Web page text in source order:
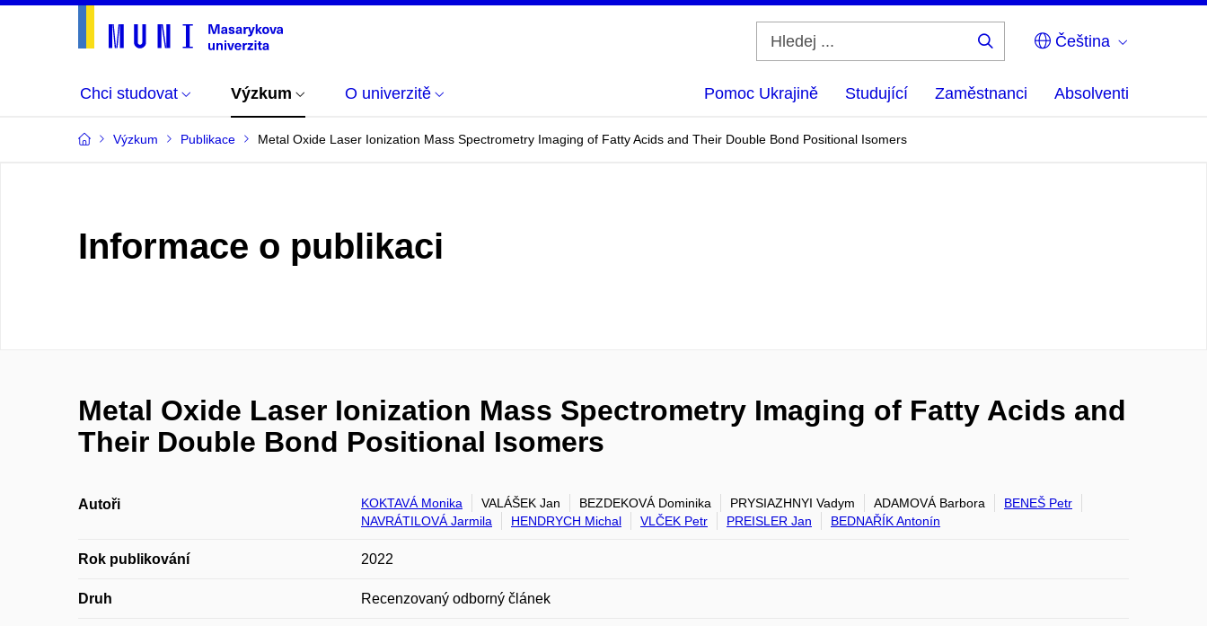
Čeština
Chci studovat Výzkum O univerzitě Pomoc Ukrajině Studující Zaměstnanci Absolventi
Výzkum Publikace Metal Oxide Laser Ionization Mass Spectrometry Imaging of Fatty Acids and Their Double Bond Positional Isomers
Informace o publikaci
Metal Oxide Laser Ionization Mass Spectrometry Imaging of Fatty Acids and
Their Double Bond Positional Isomers
Autoři KOKTAVÁ Monika VALÁŠEK Jan BEZDEKOVÁ Dominika PRYSIAZHNYI Vadym ADAMOVÁ Barbora
BENEŠ Petr
NAVRÁTILOVÁ Jarmila
HENDRYCH Michal VLČEK Petr PREISLER Jan BEDNAŘÍK Antonín
Rok publikování 2022
Druh Recenzovaný odborný článek